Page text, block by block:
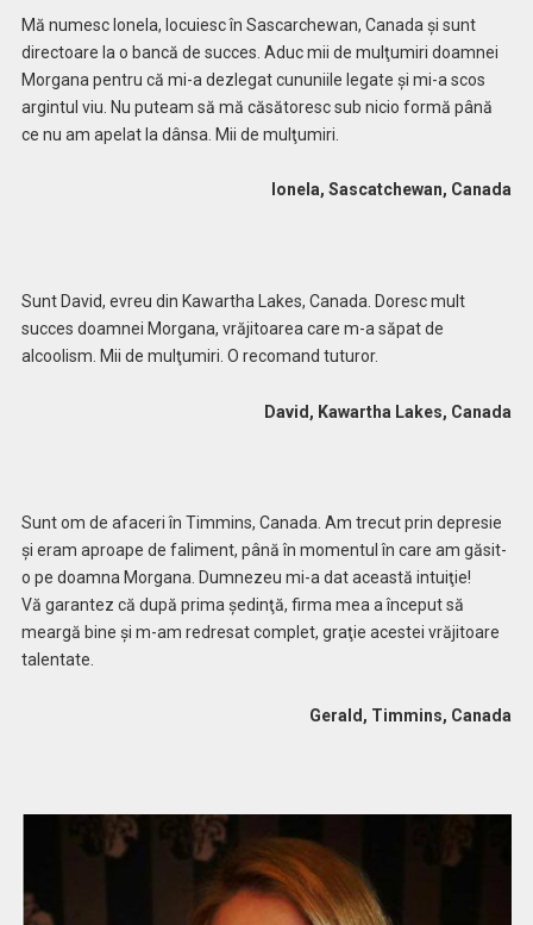
Mă numesc Ionela, locuiesc în Sascarchewan, Canada şi sunt
directoare la o bancă de succes. Aduc mii de mulţumiri doamnei
Morgana pentru că mi-a dezlegat cununiile legate şi mi-a scos
argintul viu. Nu puteam să mă căsătoresc sub nicio formă până
ce nu am apelat la dânsa. Mii de mulţumiri.
Ionela, Sascatchewan, Canada
Sunt David, evreu din Kawartha Lakes, Canada. Doresc mult
succes doamnei Morgana, vrăjitoarea care m-a săpat de
alcoolism. Mii de mulţumiri. O recomand tuturor.
David, Kawartha Lakes, Canada
Sunt om de afaceri în Timmins, Canada. Am trecut prin depresie
şi eram aproape de faliment, până în momentul în care am găsit-
o pe doamna Morgana. Dumnezeu mi-a dat această intuiţie!
Vă garantez că după prima şedinţă, firma mea a început să
meargă bine şi m-am redresat complet, graţie acestei vrăjitoare
talentate.
Gerald, Timmins, Canada